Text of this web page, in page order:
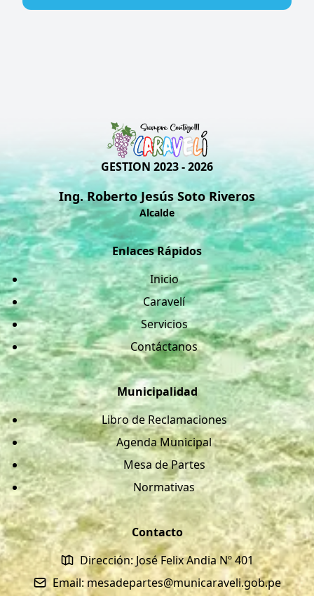
GESTION 2023 - 2026
Ing. Roberto Jesús Soto Riveros
Alcalde
Enlaces Rápidos
Inicio
Caravelí
Servicios
Contáctanos
Municipalidad
Libro de Reclamaciones
Agenda Municipal
Mesa de Partes
Normativas
Contacto
Dirección: José Felix Andia Nº 401
Email: mesadepartes@municaraveli.gob.pe